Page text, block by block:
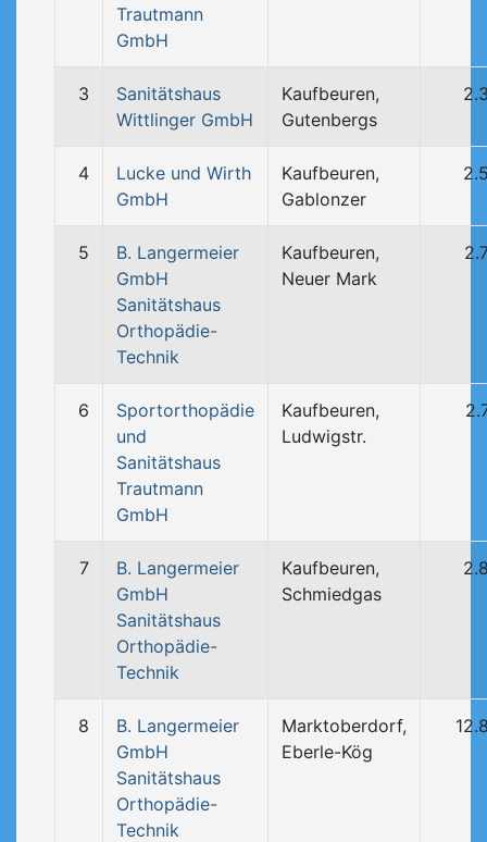
Trautmann
GmbH
3
Sanitätshaus
Wittlinger GmbH
Kaufbeuren,
Gutenbergs
4
Lucke und Wirth
GmbH
Kaufbeuren,
Gablonzer
5
B. Langermeier
GmbH
Sanitätshaus
Orthopädie-
Technik
Kaufbeuren,
Neuer Mark
6
Sportorthopädie
und
Sanitätshaus
Trautmann
GmbH
Kaufbeuren,
Ludwigstr.
7
B. Langermeier
GmbH
Sanitätshaus
Orthopädie-
Technik
Kaufbeuren,
Schmiedgas
8
B. Langermeier
GmbH
Sanitätshaus
Orthopädie-
Technik
Marktoberdorf,
Eberle-Kög